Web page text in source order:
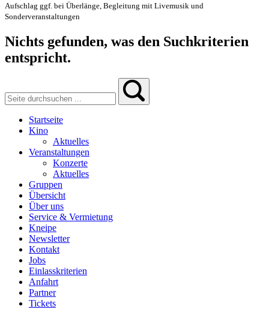
Aufschlag ggf. bei Überlänge, Begleitung mit Livemusik und
Sonderveranstaltungen
Nichts gefunden, was den Suchkriterien
entspricht.
Startseite
Kino
Aktuelles
Veranstaltungen
Konzerte
Aktuelles
Gruppen
Übersicht
Über uns
Service & Vermietung
Kneipe
Newsletter
Kontakt
Jobs
Einlasskriterien
Anfahrt
Partner
Tickets